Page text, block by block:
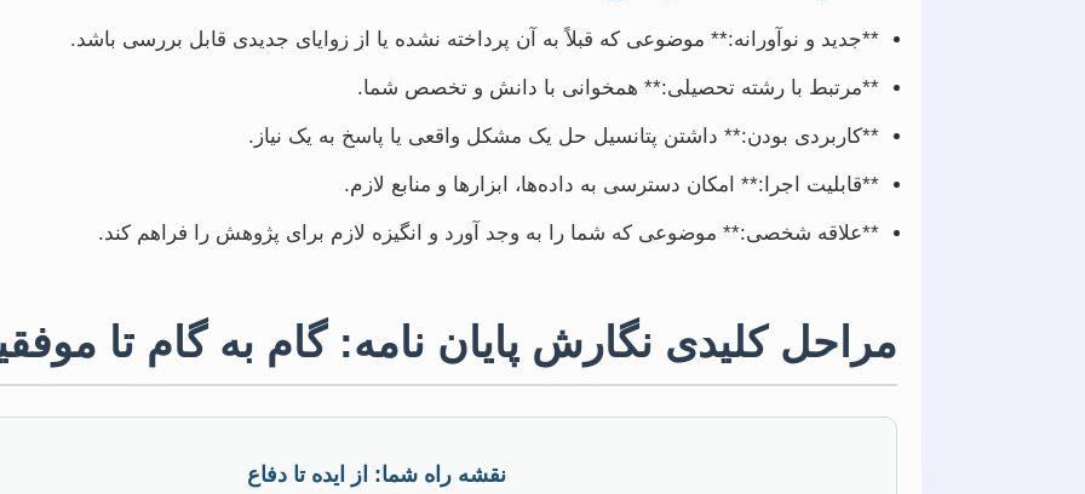
**جدید و نوآورانه:** موضوعی که قبلاً به آن پرداخته نشده یا از زوایای جدیدی قابل بررسی باشد.
**مرتبط با رشته تحصیلی:** همخوانی با دانش و تخصص شما.
**کاربردی بودن:** داشتن پتانسیل حل یک مشکل واقعی یا پاسخ به یک نیاز.
**قابلیت اجرا:** امکان دسترسی به داده‌ها، ابزارها و منابع لازم.
**علاقه شخصی:** موضوعی که شما را به وجد آورد و انگیزه لازم برای پژوهش را فراهم کند.
مراحل کلیدی نگارش پایان نامه: گام به گام تا
نقشه راه شما: از ایده تا دفاع